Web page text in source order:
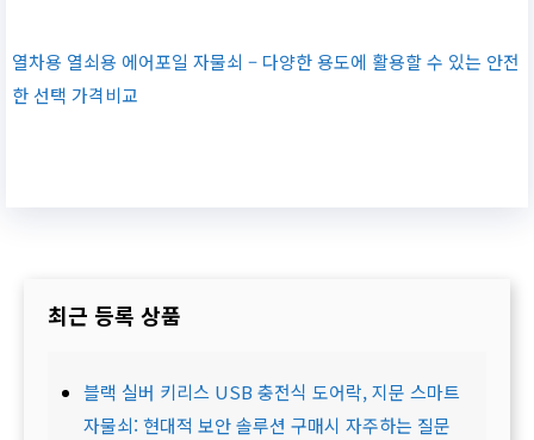
열차용 열쇠용 에어포일 자물쇠 – 다양한 용도에 활용할 수 있는 안전
한 선택 가격비교
최근 등록 상품
블랙 실버 키리스 USB 충전식 도어락, 지문 스마트
자물쇠: 현대적 보안 솔루션 구매시 자주하는 질문